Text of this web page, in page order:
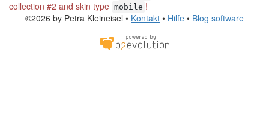
collection #2 and skin type mobile !
©2026 by Petra Kleineisel • Kontakt • Hilfe • Blog software